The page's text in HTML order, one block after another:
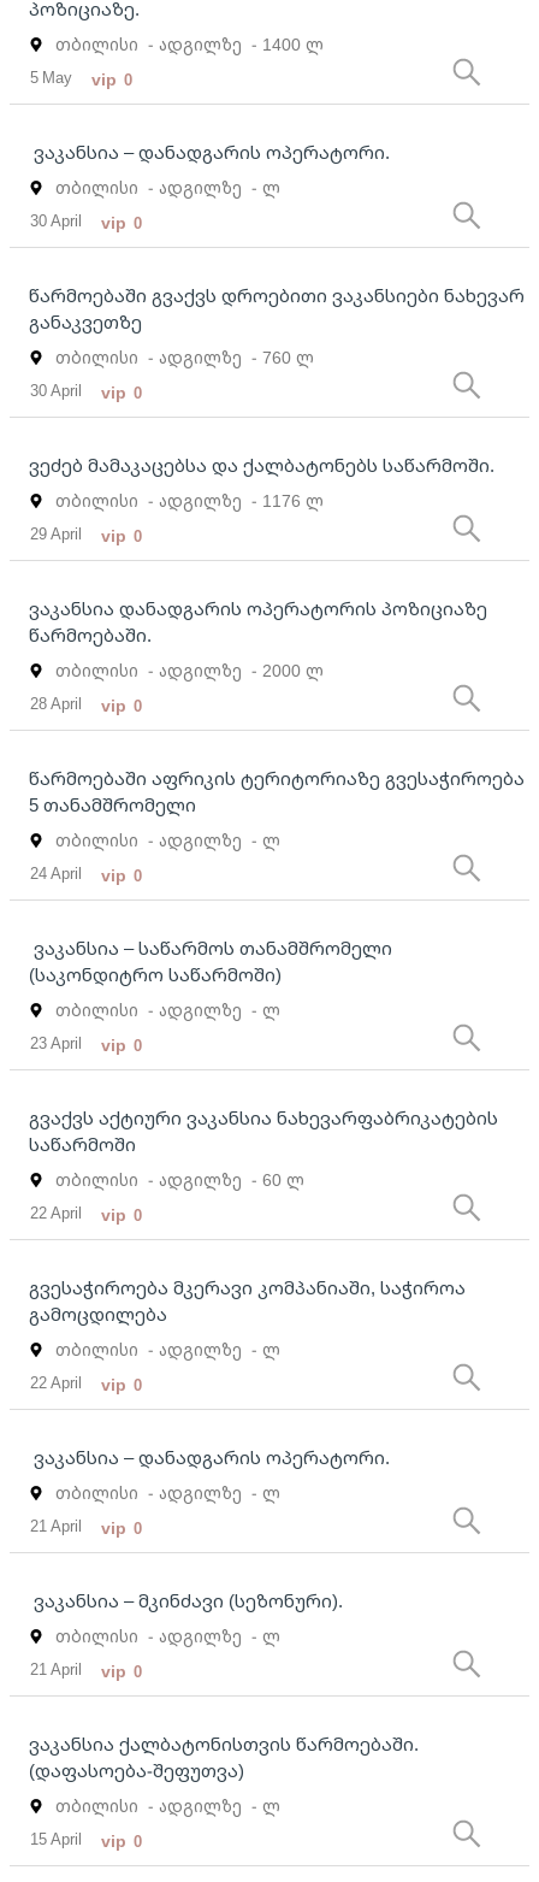
პოზიციაზე.
თბილისი - ადგილზე - 1400 ლ
5 May vip 0
ვაკანსია – დანადგარის ოპერატორი.
თბილისი - ადგილზე - ლ
30 April vip 0
წარმოებაში გვაქვს დროებითი ვაკანსიები ნახევარ
განაკვეთზე
თბილისი - ადგილზე - 760 ლ
30 April vip 0
ვეძებ მამაკაცებსა და ქალბატონებს საწარმოში.
თბილისი - ადგილზე - 1176 ლ
29 April vip 0
ვაკანსია დანადგარის ოპერატორის პოზიციაზე
წარმოებაში.
თბილისი - ადგილზე - 2000 ლ
28 April vip 0
წარმოებაში აფრიკის ტერიტორიაზე გვესაჭიროება
5 თანამშრომელი
თბილისი - ადგილზე - ლ
24 April vip 0
ვაკანსია – საწარმოს თანამშრომელი
(საკონდიტრო საწარმოში)
თბილისი - ადგილზე - ლ
23 April vip 0
გვაქვს აქტიური ვაკანსია ნახევარფაბრიკატების
საწარმოში
თბილისი - ადგილზე - 60 ლ
22 April vip 0
გვესაჭიროება მკერავი კომპანიაში, საჭიროა
გამოცდილება
თბილისი - ადგილზე - ლ
22 April vip 0
ვაკანსია – დანადგარის ოპერატორი.
თბილისი - ადგილზე - ლ
21 April vip 0
ვაკანსია – მკინძავი (სეზონური).
თბილისი - ადგილზე - ლ
21 April vip 0
ვაკანსია ქალბატონისთვის წარმოებაში.
(დაფასოება-შეფუთვა)
თბილისი - ადგილზე - ლ
15 April vip 0